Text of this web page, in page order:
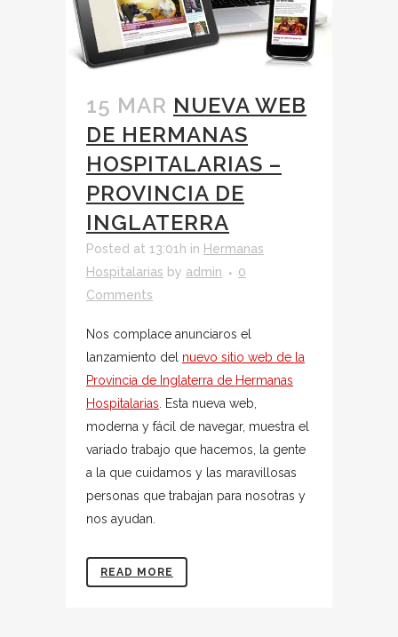
15 MAR NUEVA WEB
DE HERMANAS
HOSPITALARIAS –
PROVINCIA DE
INGLATERRA
Posted at 13:01h in Hermanas
Hospitalarias by admin
0
Comments
Nos complace anunciaros el
lanzamiento del nuevo sitio web de la
Provincia de Inglaterra de Hermanas
Hospitalarias . Esta nueva web,
moderna y fácil de navegar, muestra el
variado trabajo que hacemos, la gente
a la que cuidamos y las maravillosas
personas que trabajan para nosotras y
nos ayudan.
READ MORE